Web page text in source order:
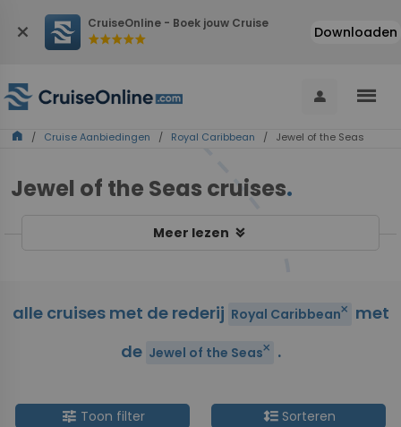
close CruiseOnline - Boek jouw Cruise
starstarstarstarstar Downloaden
person menu
home / Cruise Aanbiedingen / Royal Caribbean / Jewel of the Seas
Jewel of the Seas cruises.
Meer lezen keyboard_double_arrow_down
alle cruises met de rederij Royal Caribbeanclose
met
de Jewel of the Seasclose .
tune Toon filter format_line_spacingSorteren